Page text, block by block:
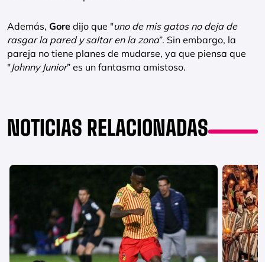
Además, Gore dijo que "uno de mis gatos no deja de
rasgar la pared y saltar en la zona”. Sin embargo, la
pareja no tiene planes de mudarse, ya que piensa que
"Johnny Junior” es un fantasma amistoso.
NOTICIAS RELACIONADAS